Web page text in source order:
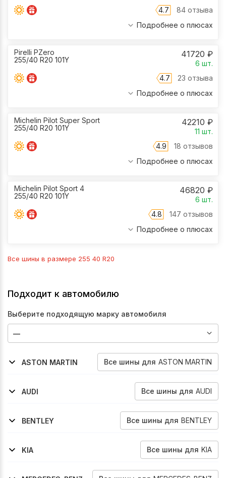
4.7
84 отзыва
Подробнее о плюсах
Pirelli PZero
255/40 R20 101Y
41720 ₽
6 шт.
4.7
23 отзыва
Подробнее о плюсах
Michelin Pilot Super Sport
255/40 R20 101Y
42210 ₽
11 шт.
4.9
18 отзывов
Подробнее о плюсах
Michelin Pilot Sport 4
255/40 R20 101Y
46820 ₽
6 шт.
4.8
147 отзывов
Подробнее о плюсах
Все шины в размере 255 40 R20
Подходит к автомобилю
Выберите подходящую марку автомобиля
ASTON MARTIN Все шины для ASTON MARTIN
2016-2023
2017-2023
2018-2026
AUDI
Все шины для AUDI
2019-2026
2018-2026
2012-2019
2018-2026
2019-2024
2020-2024
2020-2026
2020-2026
2020-2026
2025-2026
2021-2026
2025-2026
BENTLEY
Все шины для BENTLEY
2006-2010
2008-2011
2005-2013
2003-2010
2006-2010
KIA
Все шины для KIA
2016-2022